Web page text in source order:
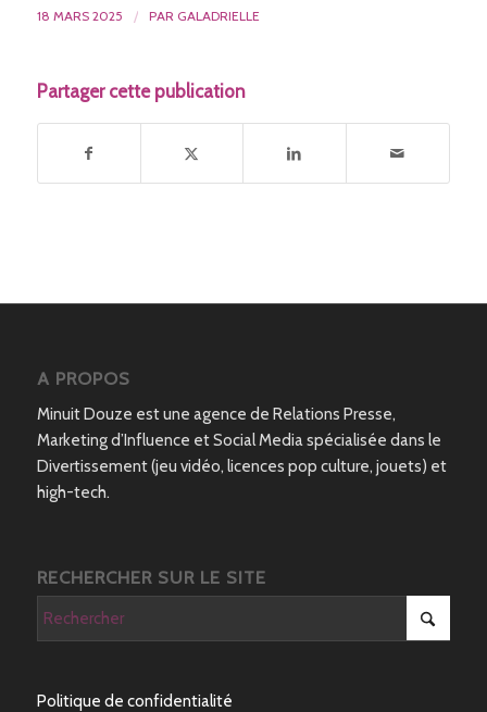
18 MARS 2025 / PAR GALADRIELLE
Partager cette publication
A PROPOS
Minuit Douze est une agence de Relations Presse,
Marketing d’Influence et Social Media spécialisée dans le
Divertissement (jeu vidéo, licences pop culture, jouets) et
high-tech.
RECHERCHER SUR LE SITE
Politique de confidentialité